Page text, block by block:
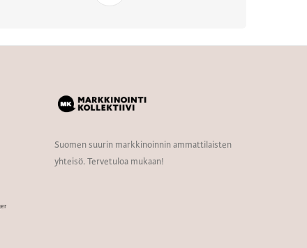
Suomen suurin markkinoinnin ammattilaisten
yhteisö. Tervetuloa mukaan!